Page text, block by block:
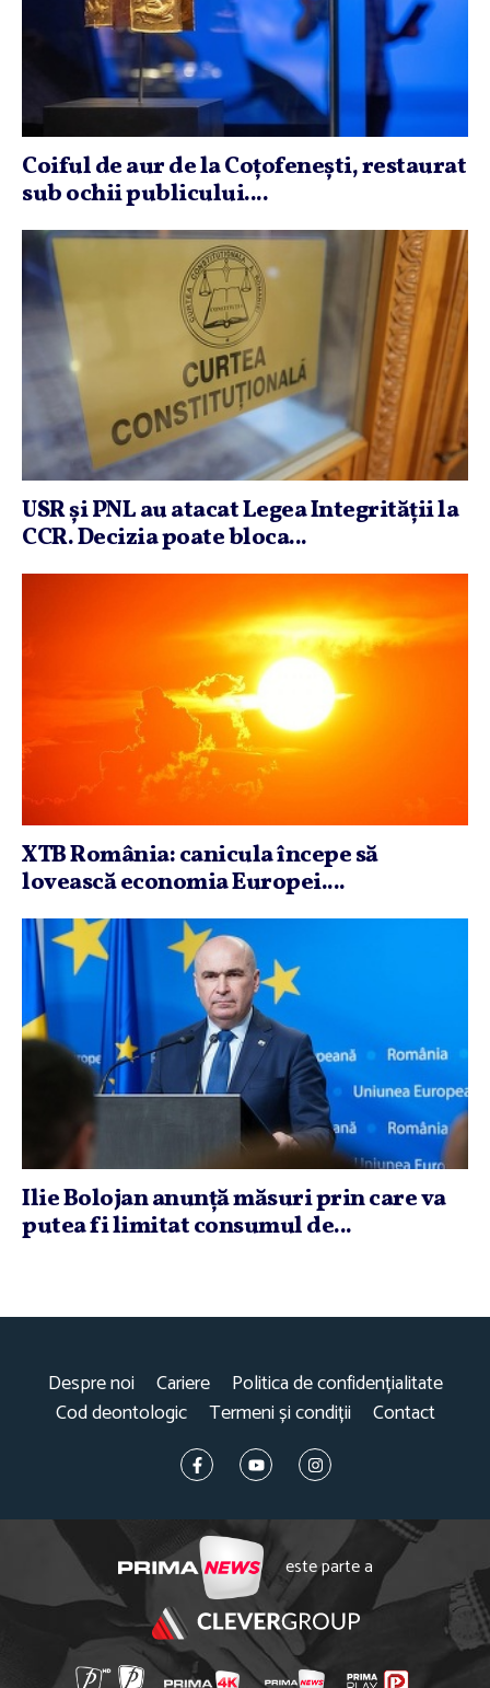
Coiful de aur de la Coţofeneşti, restaurat
sub ochii publicului....
USR şi PNL au atacat Legea Integrităţii la
CCR. Decizia poate bloca...
XTB România: canicula începe să
lovească economia Europei....
Ilie Bolojan anunţă măsuri prin care va
putea fi limitat consumul de...
Despre noi Cariere
Politica de confidențialitate
Cod deontologic
Termeni și condiții Contact
este parte a